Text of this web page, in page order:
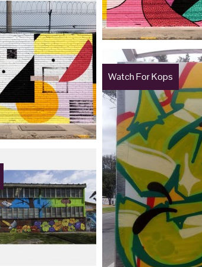
Watch For Kops